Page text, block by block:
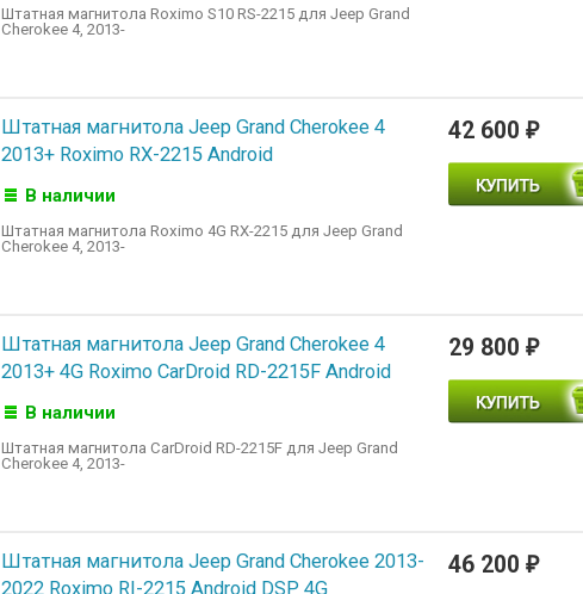
Штатная магнитола Roximo S10 RS-2215 для Jeep Grand
Cherokee 4, 2013-
Штатная магнитола Jeep Grand Cherokee 4
2013+ Roximo RX-2215 Android
В наличии
Штатная магнитола Roximo 4G RX-2215 для Jeep Grand
Cherokee 4, 2013-
42 600 ₽
Штатная магнитола Jeep Grand Cherokee 4
2013+ 4G Roximo CarDroid RD-2215F Android
В наличии
Штатная магнитола CarDroid RD-2215F для Jeep Grand
Cherokee 4, 2013-
29 800 ₽
Штатная магнитола Jeep Grand Cherokee 2013-
2022 Roximo RI-2215 Android DSP 4G
46 200 ₽